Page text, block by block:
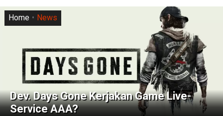
Dev. Days Gone Kerjakan Game Live-
Service AAA?
Home News